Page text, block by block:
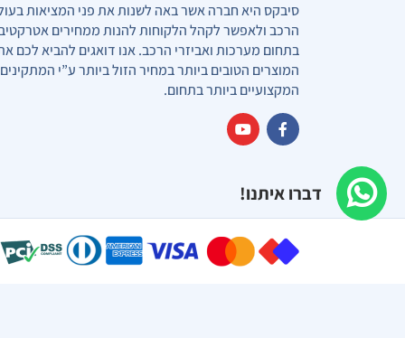
דברו איתנו!
סיבקס היא חברה אשר באה לשנות את פני המציאות
הרכב ולאפשר לקהל הלקוחות להנות ממחירים
בתחום מערכות ואביזרי הרכב. אנו דואגים להביא לכם
המוצרים הטובים ביותר במחיר הזול ביותר ע”י המתקינים
המקצועיים ביותר בתחום.